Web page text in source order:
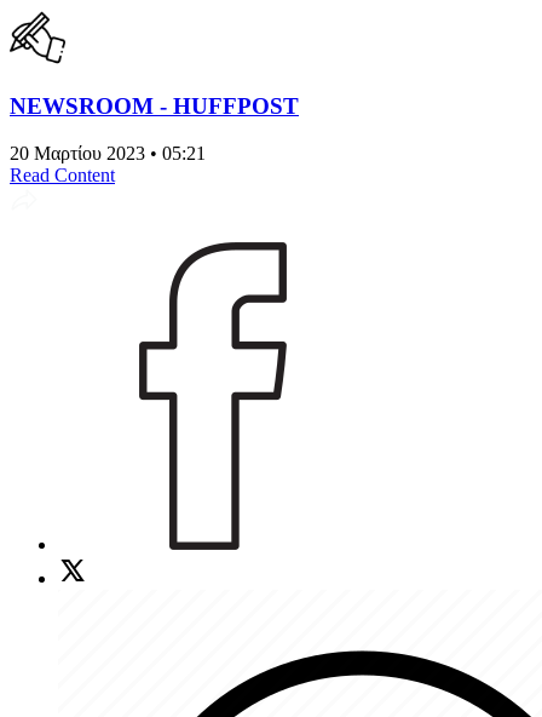
NEWSROOM - HUFFPOST
20 Μαρτίου 2023 • 05:21
Read Content